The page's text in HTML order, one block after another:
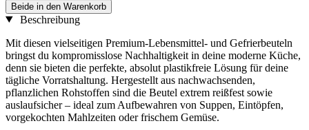
Beide in den Warenkorb
Beschreibung
Mit diesen vielseitigen Premium-Lebensmittel- und Gefrierbeuteln
bringst du kompromisslose Nachhaltigkeit in deine moderne Küche,
denn sie bieten die perfekte, absolut plastikfreie Lösung für deine
tägliche Vorratshaltung. Hergestellt aus nachwachsenden,
pflanzlichen Rohstoffen sind die Beutel extrem reißfest sowie
auslaufsicher – ideal zum Aufbewahren von Suppen, Eintöpfen,
vorgekochten Mahlzeiten oder frischem Gemüse.